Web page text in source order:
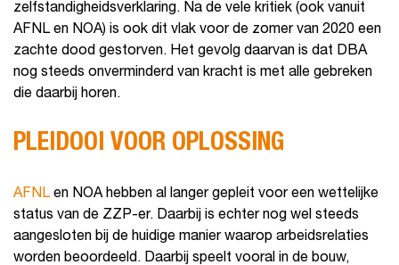
zelfstandigheidsverklaring. Na de vele kritiek (ook vanuit
AFNL en NOA) is ook dit vlak voor de zomer van 2020 een
zachte dood gestorven. Het gevolg daarvan is dat DBA
nog steeds onverminderd van kracht is met alle gebreken
die daarbij horen.
PLEIDOOI VOOR OPLOSSING
AFNLen NOA hebben al langer gepleit voor een wettelijke
status van de ZZP-er. Daarbij is echter nog wel steeds
aangesloten bij de huidige manier waarop arbeidsrelaties
worden beoordeeld. Daarbij speelt vooral in de bouw,